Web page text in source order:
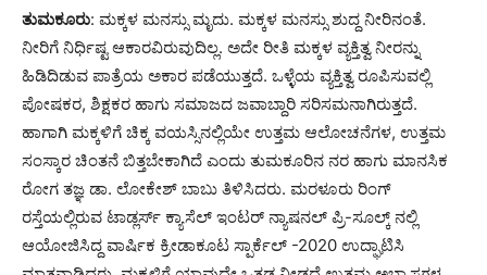
ತುಮಕೂರು: ಮಕ್ಕಳ ಮನಸ್ಸು ಮೃದು. ಮಕ್ಕಳ ಮನಸ್ಸು ಶುದ್ದ ನೀರಿನಂತೆ.
ನೀರಿಗೆ ನಿರ್ಧಿಷ್ಟ ಆಕಾರವಿರುವುದಿಲ್ಲ. ಅದೇ ರೀತಿ ಮಕ್ಕಳ ವ್ಯಕ್ತಿತ್ವ ನೀರನ್ನು
ಹಿಡಿದಿಡುವ ಪಾತ್ರೆಯ ಅಕಾರ ಪಡೆಯುತ್ತದೆ. ಒಳ್ಳೆಯ ವ್ಯಕ್ತಿತ್ವ ರೂಪಿಸುವಲ್ಲಿ
ಪೋಷಕರ, ಶಿಕ್ಷಕರ ಹಾಗು ಸಮಾಜದ ಜವಾಬ್ದಾರಿ ಸರಿಸಮನಾಗಿರುತ್ತದೆ.
ಹಾಗಾಗಿ ಮಕ್ಕಳಿಗೆ ಚಿಕ್ಕ ವಯಸ್ಸಿನಲ್ಲಿಯೇ ಉತ್ತಮ ಆಲೋಚನೆಗಳ, ಉತ್ತಮ
ಸಂಸ್ಕಾರ ಚಿಂತನೆ ಬಿತ್ತಬೇಕಾಗಿದೆ ಎಂದು ತುಮಕೂರಿನ ನರ ಹಾಗು ಮಾನಸಿಕ
ರೋಗ ತಜ್ಞ ಡಾ. ಲೋಕೇಶ್ ಬಾಬು ತಿಳಿಸಿದರು. ಮರಳೂರು ರಿಂಗ್
ರಸ್ತೆಯಲ್ಲಿರುವ ಟಾಡ್ಲರ್ಸ್ ಕ್ಯಾಸೆಲ್ ಇಂಟರ್ ನ್ಯಾಷನಲ್ ಪ್ರಿ-ಸೂಲ್ಕ್ ನಲ್ಲಿ
ಆಯೋಜಿಸಿದ್ದ ವಾರ್ಷಿಕ ಕ್ರೀಡಾಕೂಟ ಸ್ಪಾರ್ಕೆಲ್ -2020 ಉದ್ಘಾಟಿಸಿ